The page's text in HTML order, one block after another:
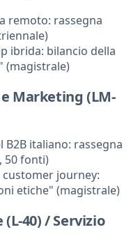
remoto: rassegna
ibrida: bilancio della
(magistrale)
Marketing (LM-
italiano: rassegna
50 fonti)
customer journey:
etiche" (magistrale)
40) / Servizio